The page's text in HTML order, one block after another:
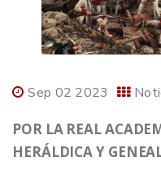
Sep 02 2023
POR LA REAL
HERÁLDICA Y